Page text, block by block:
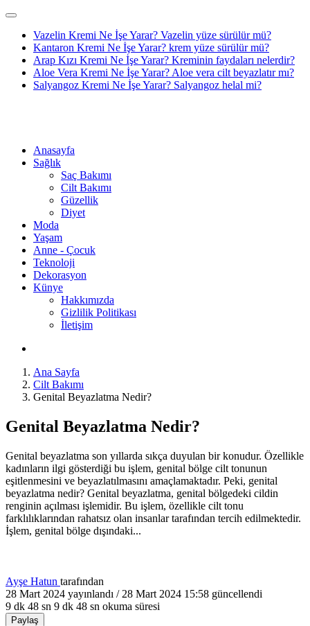
Vazelin Kremi Ne İşe Yarar? Vazelin yüze sürülür mü?
Kantaron Kremi Ne İşe Yarar? krem yüze sürülür mü?
Arap Kızı Kremi Ne İşe Yarar? Kreminin faydaları nelerdir?
Aloe Vera Kremi Ne İşe Yarar? Aloe vera cilt beyazlatır mı?
Salyangoz Kremi Ne İşe Yarar? Salyangoz helal mi?
Anasayfa
Sağlık
Saç Bakımı
Cilt Bakımı
Güzellik
Diyet
Moda
Yaşam
Anne - Çocuk
Teknoloji
Dekorasyon
Künye
Hakkımızda
Gizlilik Politikası
İletişim
Ana Sayfa
Cilt Bakımı
Genital Beyazlatma Nedir?
Genital Beyazlatma Nedir?
Genital beyazlatma son yıllarda sıkça duyulan bir konudur. Özellikle
kadınların ilgi gösterdiği bu işlem, genital bölge cilt tonunun
eşitlenmesini ve beyazlatılmasını amaçlamaktadır. Peki, genital
beyazlatma nedir? Genital beyazlatma, genital bölgedeki cildin
renginin açılması işlemidir. Bu işlem, özellikle cilt tonu
farklılıklarından rahatsız olan insanlar tarafından tercih edilmektedir.
İşlem, genital bölge dışındaki...
Ayşe Hatun tarafından
28 Mart 2024 yayınlandı / 28 Mart 2024 15:58 güncellendi
9 dk 48 sn 9 dk 48 sn okuma süresi
Paylaş